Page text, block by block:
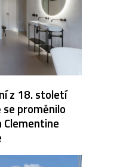
z 18. století
se proměnilo